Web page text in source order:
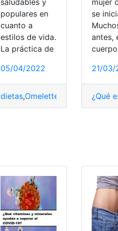
saludables y
populares en
cuanto a
estilos de vida.
La práctica de
05/04/2022
dietas,Omelette presentación,
mujer
se
antes,
21/03/
¿Qué